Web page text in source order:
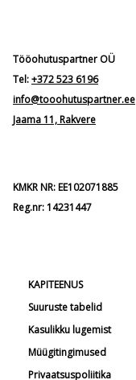
Tööohutuspartner OÜ
Tel:+372 523 6196
info@tooohutuspartner.ee
Jaama 11, Rakvere
KMKR NR: EE102071885
Reg.nr: 14231447
KAPITEENUS
Suuruste tabelid
Kasulikku lugemist
Müügitingimused
Privaatsuspoliitika